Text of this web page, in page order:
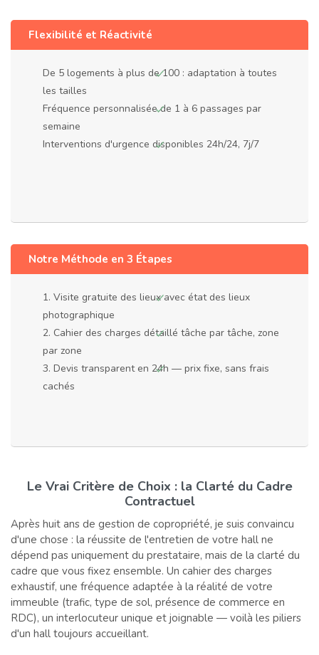
Flexibilité et Réactivité
De 5 logements à plus de 100 : adaptation à toutes
les tailles
Fréquence personnalisée de 1 à 6 passages par
semaine
Interventions d'urgence disponibles 24h/24, 7j/7
Notre Méthode en 3 Étapes
1. Visite gratuite des lieux avec état des lieux
photographique
2. Cahier des charges détaillé tâche par tâche, zone
par zone
3. Devis transparent en 24h — prix fixe, sans frais
cachés
Le Vrai Critère de Choix : la Clarté du Cadre
Contractuel
Après huit ans de gestion de copropriété, je suis convaincu
d'une chose : la réussite de l'entretien de votre hall ne
dépend pas uniquement du prestataire, mais de la clarté du
cadre que vous fixez ensemble. Un cahier des charges
exhaustif, une fréquence adaptée à la réalité de votre
immeuble (trafic, type de sol, présence de commerce en
RDC), un interlocuteur unique et joignable — voilà les piliers
d'un hall toujours accueillant.